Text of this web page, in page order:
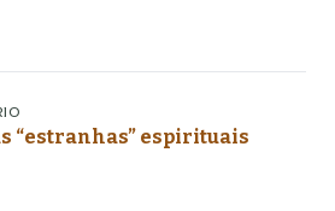
“estranhas” espirituais